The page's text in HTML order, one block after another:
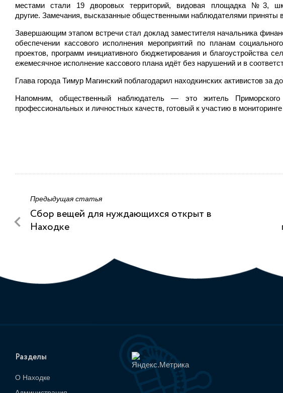
местами стали 19 дворовых территорий, видовая площадка №3,
другие. Замечания, высказанные общественными наблюдателями приняты
Завершающим этапом встречи стал доклад заместителя начальника
обеспечении кассового исполнения мероприятий по планам
проектов, программ инициативного бюджетирования и благоустройства
ежемесячное исполнение кассового плана идёт без нарушений и в
Глава города Тимур Магинский поблагодарил находкинских активистов за
Напомним, общественный наблюдатель — это житель
профессиональных и личностных качеств, готовый к участию в
Предыдущая статья
Сбор вещей для нуждающихся открыт в
Находке
Разделы
О Находке